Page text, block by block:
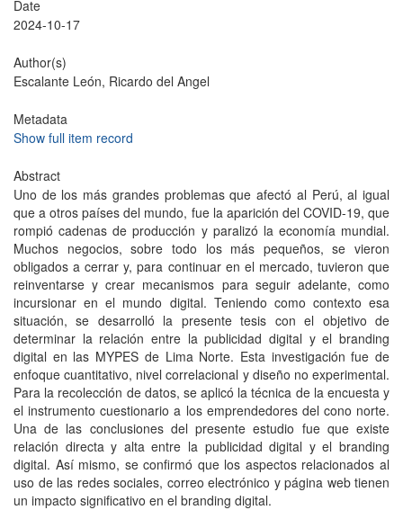
Date
2024-10-17
Author(s)
Escalante León, Ricardo del Angel
Metadata
Show full item record
Abstract
Uno de los más grandes problemas que afectó al Perú, al igual
que a otros países del mundo, fue la aparición del COVID-19, que
rompió cadenas de producción y paralizó la economía mundial.
Muchos negocios, sobre todo los más pequeños, se vieron
obligados a cerrar y, para continuar en el mercado, tuvieron que
reinventarse y crear mecanismos para seguir adelante, como
incursionar en el mundo digital. Teniendo como contexto esa
situación, se desarrolló la presente tesis con el objetivo de
determinar la relación entre la publicidad digital y el branding
digital en las MYPES de Lima Norte. Esta investigación fue de
enfoque cuantitativo, nivel correlacional y diseño no experimental.
Para la recolección de datos, se aplicó la técnica de la encuesta y
el instrumento cuestionario a los emprendedores del cono norte.
Una de las conclusiones del presente estudio fue que existe
relación directa y alta entre la publicidad digital y el branding
digital. Así mismo, se confirmó que los aspectos relacionados al
uso de las redes sociales, correo electrónico y página web tienen
un impacto significativo en el branding digital.